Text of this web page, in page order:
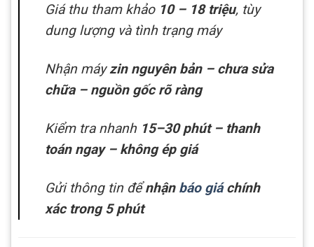
Giá thu tham khảo 10 – 18 triệu, tùy
dung lượng và tình trạng máy
Nhận máyzin nguyên bản – chưa sửa
chữa – nguồn gốc rõ ràng
Kiểm tra nhanh 15–30 phút – thanh
toán ngay – không ép giá
Gửi thông tin đểnhận báo giáchính
xác trong 5 phút